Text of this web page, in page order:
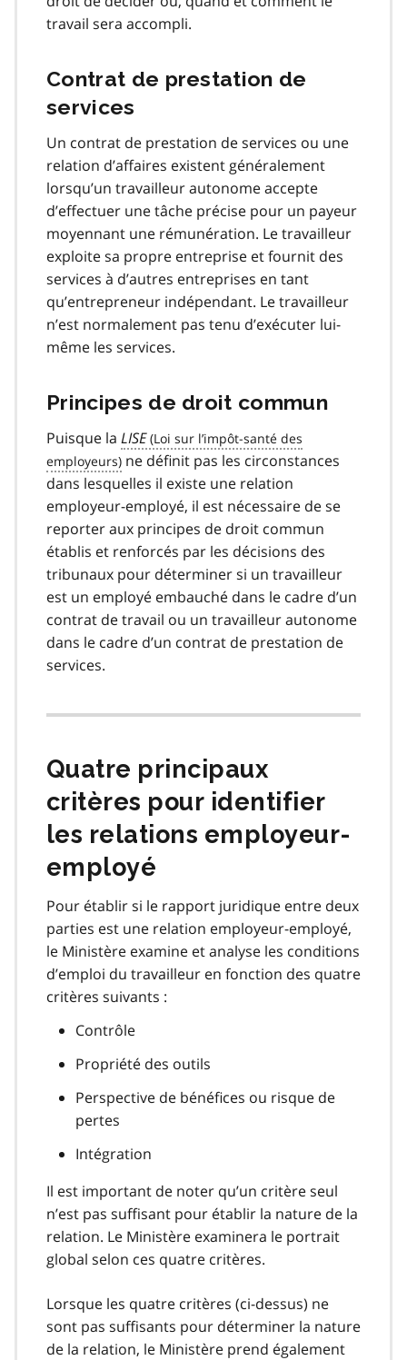
travail sera accompli.
Contrat de prestation de
services
Un contrat de prestation de services ou une
relation d’affaires existent généralement
lorsqu’un travailleur autonome accepte
d’effectuer une tâche précise pour un payeur
moyennant une rémunération. Le travailleur
exploite sa propre entreprise et fournit des
services à d’autres entreprises en tant
qu’entrepreneur indépendant. Le travailleur
n’est normalement pas tenu d’exécuter lui-
même les services.
Principes de droit commun
Puisque la LISE
ne définit pas les circonstances
dans lesquelles il existe une relation
employeur-employé, il est nécessaire de se
reporter aux principes de droit commun
établis et renforcés par les décisions des
tribunaux pour déterminer si un travailleur
est un employé embauché dans le cadre d’un
contrat de travail ou un travailleur autonome
dans le cadre d’un contrat de prestation de
services.
Quatre principaux
critères pour identifier
les relations employeur-
employé
Pour établir si le rapport juridique entre deux
parties est une relation employeur-employé,
le Ministère examine et analyse les conditions
d’emploi du travailleur en fonction des quatre
critères suivants :
Contrôle
Propriété des outils
Perspective de bénéfices ou risque de
pertes
Intégration
Il est important de noter qu’un critère seul
n’est pas suffisant pour établir la nature de la
relation. Le Ministère examinera le portrait
global selon ces quatre critères.
Lorsque les quatre critères (ci-dessus) ne
sont pas suffisants pour déterminer la nature
de la relation, le Ministère prend également